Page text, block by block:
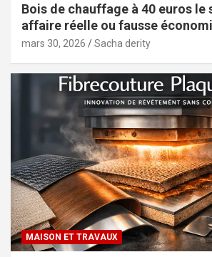
Bois de chauffage à 40 euros le
affaire réelle ou fausse
mars 30, 2026 Sacha derity
MAISON ET TRAVAUX